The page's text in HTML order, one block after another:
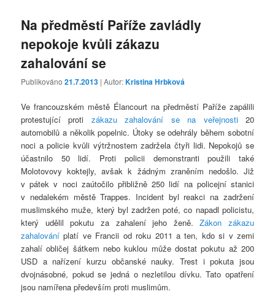
Na předměstí Paříže zavládly
nepokoje kvůli zákazu
zahalování se
Publikováno21.7.2013 | Autor:Kristina Hrbková
Ve francouzském městě Élancourt na předměstí Paříže zapálili
protestující proti zákazu zahalování se na veřejnosti20
automobilů a několik popelnic. Útoky se odehrály během sobotní
noci a policie kvůli výtržnostem zadržela čtyři lidi. Nepokojů se
účastnilo 50 lidí. Proti policii demonstranti použili také
Molotovovy koktejly, avšak k žádným zraněním nedošlo. Již
v pátek v noci zaútočilo přibližně 250 lidí na policejní stanici
v nedalekém městě Trappes. Incident byl reakci na zadržení
muslimského muže, který byl zadržen poté, co napadl policistu,
který udělil pokutu za zahalení jeho ženě.Zákon zákazu
zahalování platí ve Francii od roku 2011 a ten, kdo si v zemi
zahalí obličej šátkem nebo kuklou může dostat pokutu až 200
USD a nařízení kurzu občanské nauky. Trest i pokuta jsou
dvojnásobné, pokud se jedná o nezletilou dívku. Tato opatření
jsou namířena především proti muslimům.